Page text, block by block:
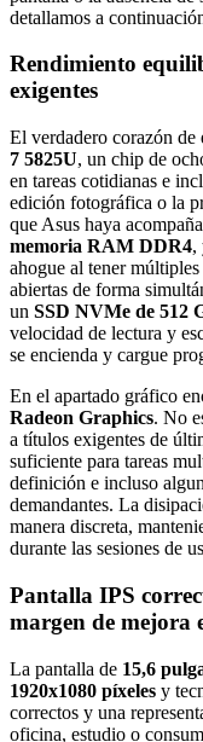
detallamos a
Rendimiento
exigentes
El verdadero corazón de
7 5825U, un chip de
en tareas cotidianas e
edición fotográfica o la
que Asus haya
memoria RAM DDR4,
ahogue al tener
abiertas de forma
un SSD NVMe de 512
velocidad de lectura y
se encienda y cargue
En el apartado gráfico
Radeon Graphics. No
a títulos exigentes de
suficiente para tareas
definición e incluso
demandantes. La
manera discreta,
durante las sesiones de
Pantalla IPS
margen de mejora
La pantalla de 15,6
1920x1080 píxeles y
correctos y una
oficina, estudio o